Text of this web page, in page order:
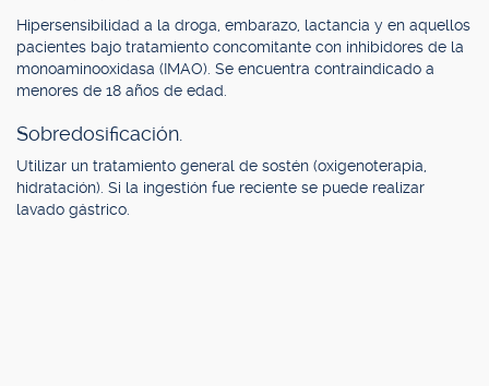
Hipersensibilidad a la droga, embarazo, lactancia y en aquellos
pacientes bajo tratamiento concomitante con inhibidores de la
monoaminooxidasa (IMAO). Se encuentra contraindicado a
menores de 18 años de edad.
Sobredosificación.
Utilizar un tratamiento general de sostén (oxigenoterapia,
hidratación). Si la ingestión fue reciente se puede realizar
lavado gástrico.